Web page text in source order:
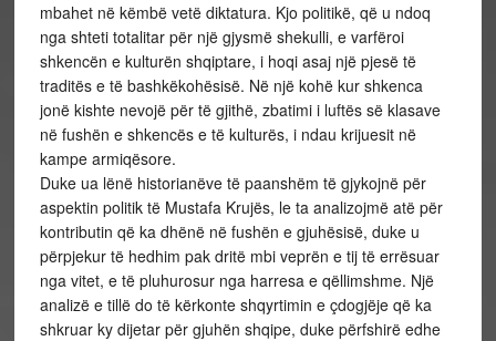
mbahet në këmbë vetë diktatura. Kjo politikë, që u ndoq
nga shteti totalitar për një gjysmë shekulli, e varfëroi
shkencën e kulturën shqiptare, i hoqi asaj një pjesë të
traditës e të bashkëkohësisë. Në një kohë kur shkenca
jonë kishte nevojë për të gjithë, zbatimi i luftës së klasave
në fushën e shkencës e të kulturës, i ndau krijuesit në
kampe armiqësore.
Duke ua lënë historianëve të paanshëm të gjykojnë për
aspektin politik të Mustafa Krujës, le ta analizojmë atë për
kontributin që ka dhënë në fushën e gjuhësisë, duke u
përpjekur të hedhim pak dritë mbi veprën e tij të errësuar
nga vitet, e të pluhurosur nga harresa e qëllimshme. Një
analizë e tillë do të kërkonte shqyrtimin e çdogjëje që ka
shkruar ky dijetar për gjuhën shqipe, duke përfshirë edhe